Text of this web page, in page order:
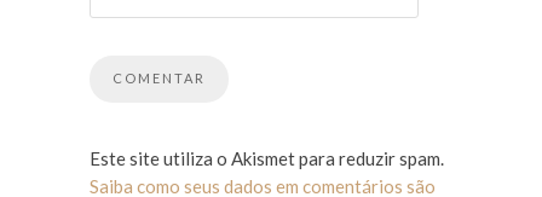
Este site utiliza o Akismet para reduzir spam.
Saiba como seus dados em comentários são